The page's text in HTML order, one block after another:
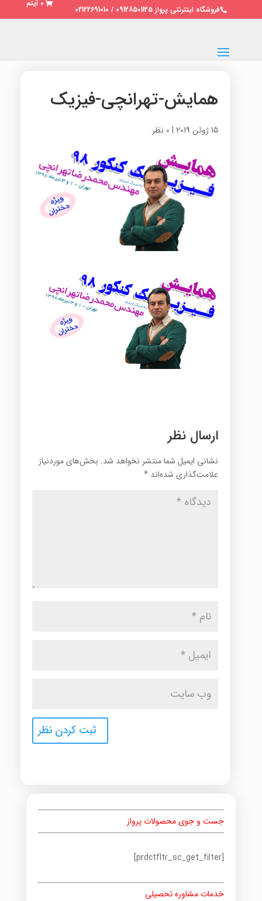
فروشگاه اینترنتی پرواز 09128501125 / 02122691010
0 آیتم
همایش-تهرانچی-فیزیک
15 ژوئن 2019 | 0 نظر
ارسال نظر
نشانی ایمیل شما منتشر نخواهد شد. بخش‌های موردنیاز
علامت‌گذاری شده‌اند *
جست و جوی محصولات پرواز
[prdctfltr_sc_get_filter]
خدمات مشاوره تحصیلی